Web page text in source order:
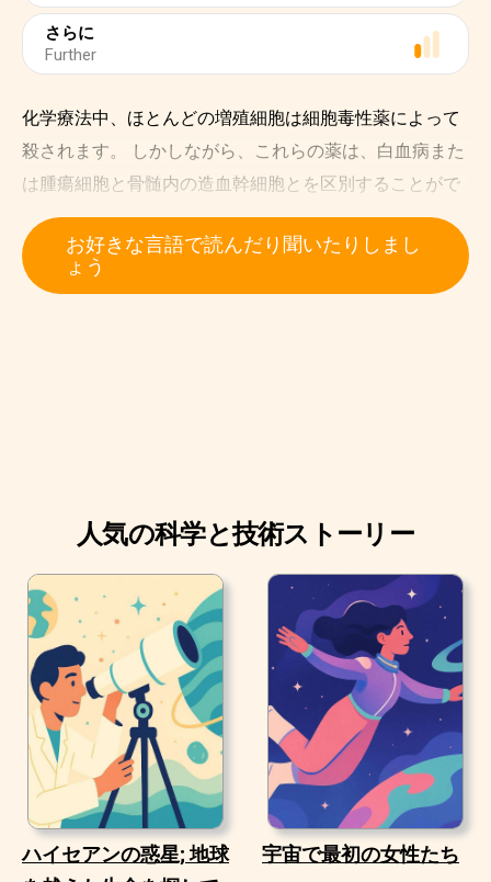
さらに
Further
化学療法中、ほとんどの増殖細胞は細胞毒性薬によって
殺されます。 しかしながら、これらの薬は、白血病また
は腫瘍細胞と骨髄内の造血幹細胞とを区別することがで
きません。
幹細胞移植が治療しようとするのは、従来の化学療法戦
略のこの副作用です。 ドナーの健康な骨髄は、治療中に
お好きな言語で読んだり聞いたりしまし
ょう
人気の科学と技術ストーリー
ハイセアンの惑星; 地球
宇宙で最初の女性たち